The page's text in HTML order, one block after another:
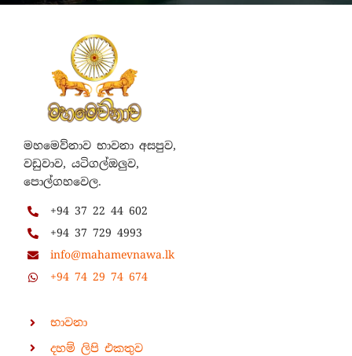
මහමෙව්නාව භාවනා අසපුව,
වඩුවාව, යටිගල්ඔලුව,
පොල්ගහවෙල.
+94 37 22 44 602
+94 37 729 4993
info@mahamevnawa.lk
+94 74 29 74 674
භාවනා
දහම් ලිපි එකතුව